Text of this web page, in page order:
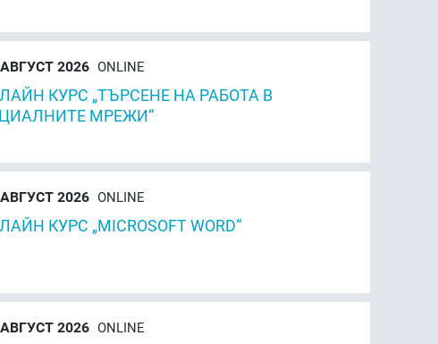
2026 ONLINE
КУРС „ТЪРСЕНЕ НА РАБОТА В
МРЕЖИ“
2026 ONLINE
КУРС „MICROSOFT WORD“
2026 ONLINE